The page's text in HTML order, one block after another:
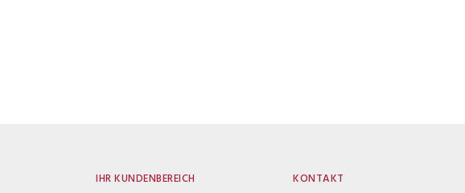
IHR KUNDENBEREICH
KONTAKT